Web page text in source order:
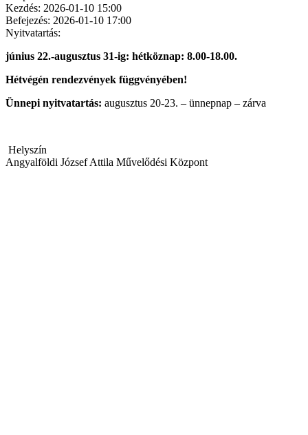
Kezdés: 2026-01-10 15:00
Befejezés: 2026-01-10 17:00
Nyitvatartás:
június 22.-augusztus 31-ig: hétköznap: 8.00-18.00.
Hétvégén rendezvények függvényében!
Ünnepi nyitvatartás: augusztus 20-23. – ünnepnap – zárva
Helyszín
Angyalföldi József Attila Művelődési Központ